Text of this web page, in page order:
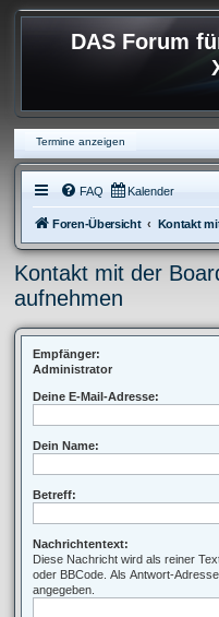
DAS Forum
Termine anzeigen
FAQ Kalender
Foren-Übersicht
Kontakt mit der
aufnehmen
Empfänger:
Administrator
Deine E-Mail-Adresse:
Dein Name:
Betreff:
Nachrichtentext:
Diese Nachricht wird als reiner
oder BBCode. Als Antwort-
angegeben.